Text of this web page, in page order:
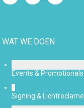
WAT WE DOEN
Events & Promotionals
Signing & Lichtreclame